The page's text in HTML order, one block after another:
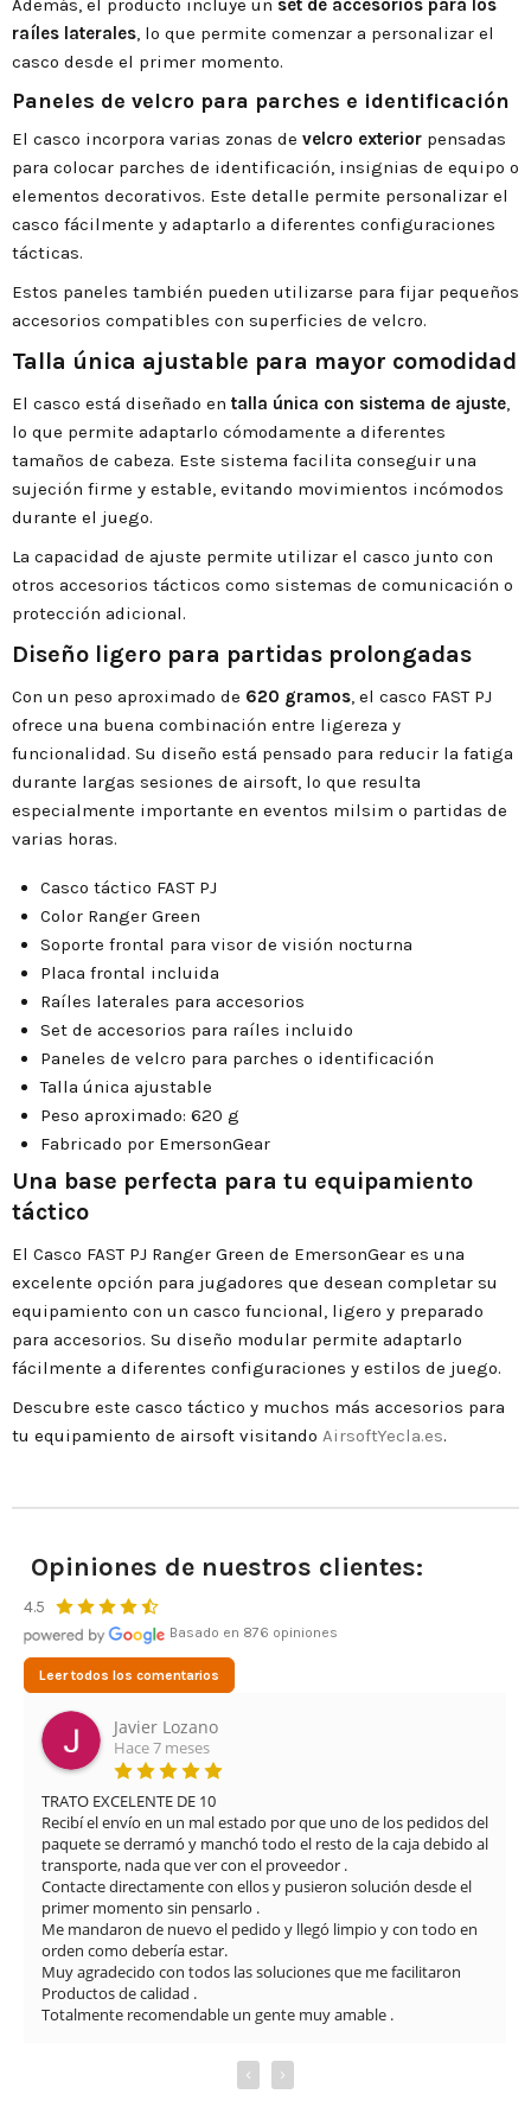
Además, el producto incluye un set de accesorios para los
raíles laterales, lo que permite comenzar a personalizar el
casco desde el primer momento.
Paneles de velcro para parches e identificación
El casco incorpora varias zonas de velcro exterior pensadas
para colocar parches de identificación, insignias de equipo o
elementos decorativos. Este detalle permite personalizar el
casco fácilmente y adaptarlo a diferentes configuraciones
tácticas.
Estos paneles también pueden utilizarse para fijar pequeños
accesorios compatibles con superficies de velcro.
Talla única ajustable para mayor comodidad
El casco está diseñado en talla única con sistema de ajuste,
lo que permite adaptarlo cómodamente a diferentes
tamaños de cabeza. Este sistema facilita conseguir una
sujeción firme y estable, evitando movimientos incómodos
durante el juego.
La capacidad de ajuste permite utilizar el casco junto con
otros accesorios tácticos como sistemas de comunicación o
protección adicional.
Diseño ligero para partidas prolongadas
Con un peso aproximado de 620 gramos, el casco FAST PJ
ofrece una buena combinación entre ligereza y
funcionalidad. Su diseño está pensado para reducir la fatiga
durante largas sesiones de airsoft, lo que resulta
especialmente importante en eventos milsim o partidas de
varias horas.
Casco táctico FAST PJ
Color Ranger Green
Soporte frontal para visor de visión nocturna
Placa frontal incluida
Raíles laterales para accesorios
Set de accesorios para raíles incluido
Paneles de velcro para parches o identificación
Talla única ajustable
Peso aproximado: 620 g
Fabricado por EmersonGear
Una base perfecta para tu equipamiento
táctico
El Casco FAST PJ Ranger Green de EmersonGear es una
excelente opción para jugadores que desean completar su
equipamiento con un casco funcional, ligero y preparado
para accesorios. Su diseño modular permite adaptarlo
fácilmente a diferentes configuraciones y estilos de juego.
Descubre este casco táctico y muchos más accesorios para
tu equipamiento de airsoft visitando AirsoftYecla.es.
Opiniones de nuestros clientes:
4.5
Basado en 876 opiniones
Leer todos los comentarios
Javier Lozano
Hace 7 meses
TRATO EXCELENTE DE 10
Recibí el envío en un mal estado por que uno de los pedidos del
paquete se derramó y manchó todo el resto de la caja debido al
transporte, nada que ver con el proveedor .
Contacte directamente con ellos y pusieron solución desde el
primer momento sin pensarlo .
Me mandaron de nuevo el pedido y llegó limpio y con todo en
orden como debería estar.
Muy agradecido con todos las soluciones que me facilitaron
Productos de calidad .
Totalmente recomendable un gente muy amable .
‹ ›